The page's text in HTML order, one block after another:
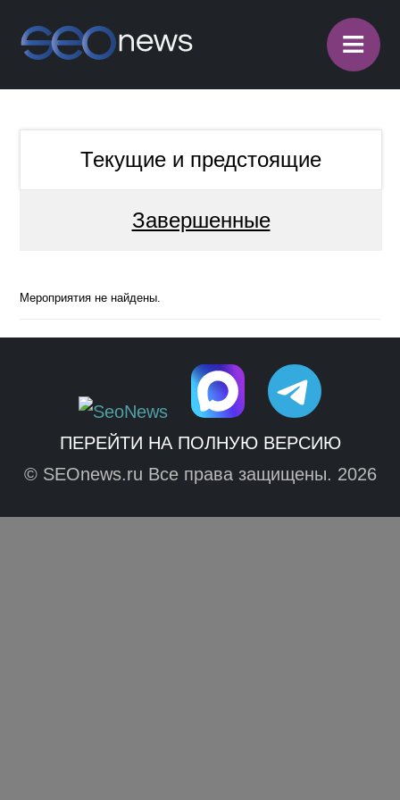
≡
Текущие и предстоящие
Завершенные
Мероприятия не найдены.
ПЕРЕЙТИ НА ПОЛНУЮ ВЕРСИЮ
© SEOnews.ru Все права защищены. 2026